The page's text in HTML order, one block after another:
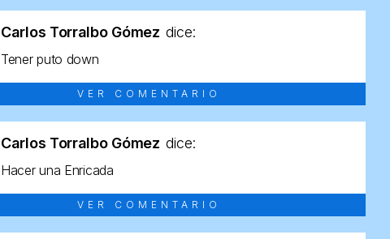
Carlos Torralbo Gómez dice:
Tener puto down
VER COMENTARIO
Carlos Torralbo Gómez dice:
Hacer una Enricada
VER COMENTARIO